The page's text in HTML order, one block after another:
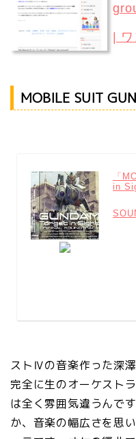
|
MOBILE SUIT
「
in
ストⅣの音楽作った深
完全に生のオーケスト
は全く雰囲気違うんで
か、音楽の幅広さを思